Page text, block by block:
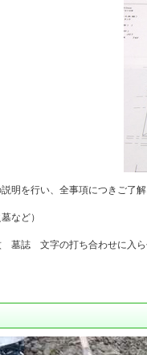
明を行い、全事項につきご了
など）
誌 文字の打ち合わせに入ら